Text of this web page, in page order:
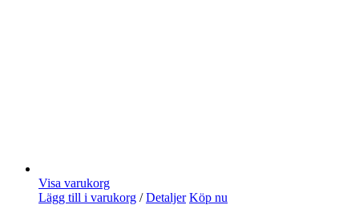
Visa varukorg
Lägg till i varukorg / Detaljer Köp nu